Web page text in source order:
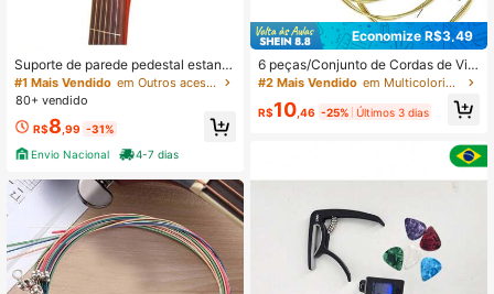
Suporte de parede pedestal estante
para violao aço guitarra ukulele
#1 Mais Vendido
em Outros acessórios gerais para instrumentos
80+ vendido
R$8 ,99 -31%
Envio Nacional
4-7 dias
Economize R$3,49
6 peças/Conjunto de Cordas de Viol
ão Acústico, Tom Claro e Brilhante,
órios de Violão, Ferramentas de Viol
#2 Mais Vendido em Multicolorido Outros acessórios gerais para ins
R$10 ,46 -25% Últimos 3 dias